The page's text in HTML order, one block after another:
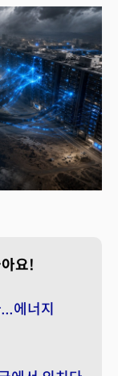
요!
에너지